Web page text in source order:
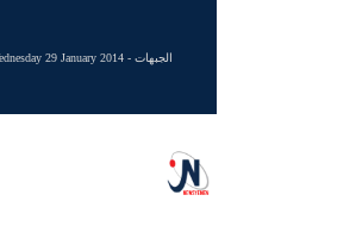
الجبهات- Wednesday 29 January 2014 الساعة 08:59 pm